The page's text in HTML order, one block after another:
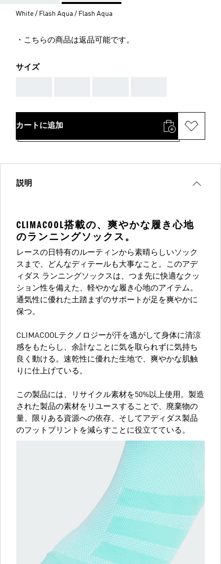
White / Flash Aqua / Flash Aqua
・こちらの商品は返品可能です。
サイズ
カートに追加
説明
CLIMACOOL搭載の、爽やかな履き心地
のランニングソックス。
レースの日特有のルーティンから素晴らしいソック
スまで、どんなディテールも大事なこと。このアデ
ィダス ランニングソックスは、つま先に快適なクッ
ション性を備えた、軽やかな履き心地のアイテム。
通気性に優れた土踏まずのサポートが足を爽やかに
保つ。
CLIMACOOLテクノロジーが汗を逃がして身体に清涼
感をもたらし、余計なことに気を取られずに気持ち
良く動ける。速乾性に優れた生地で、爽やかな肌触
りに仕上げている。
この製品には、リサイクル素材を50%以上使用。製造
された製品の素材をリユースすることで、廃棄物の
量、限りある資源への依存、そしてアディダス製品
のフットプリントを減らすことに役立てている。